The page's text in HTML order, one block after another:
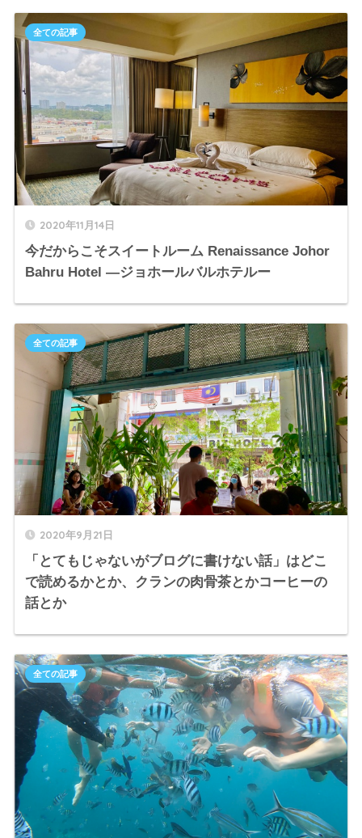
2020年11月14日
今だからこそスイートルーム Renaissance Johor
Bahru Hotel ―ジョホールバルホテルー
全ての記事
2020年9月21日
「とてもじゃないがブログに書けない話」はどこ
で読めるかとか、クランの肉骨茶とかコーヒーの
話とか
全ての記事
全ての記事